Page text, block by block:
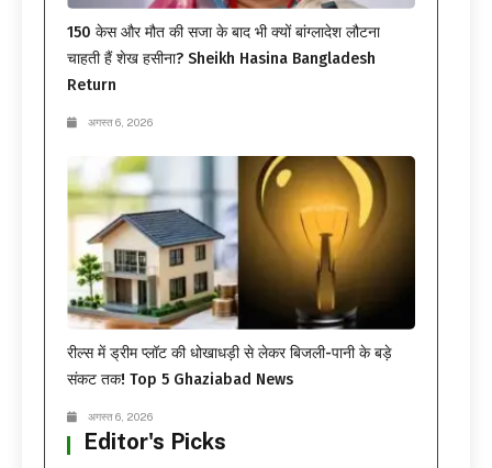
150 केस और मौत की सजा के बाद भी क्यों बांग्लादेश लौटना
चाहती हैं शेख हसीना? Sheikh Hasina Bangladesh
Return
अगस्त 6, 2026
रील्स में ड्रीम प्लॉट की धोखाधड़ी से लेकर बिजली-पानी के बड़े
संकट तक! Top 5 Ghaziabad News
अगस्त 6, 2026
Editor's Picks